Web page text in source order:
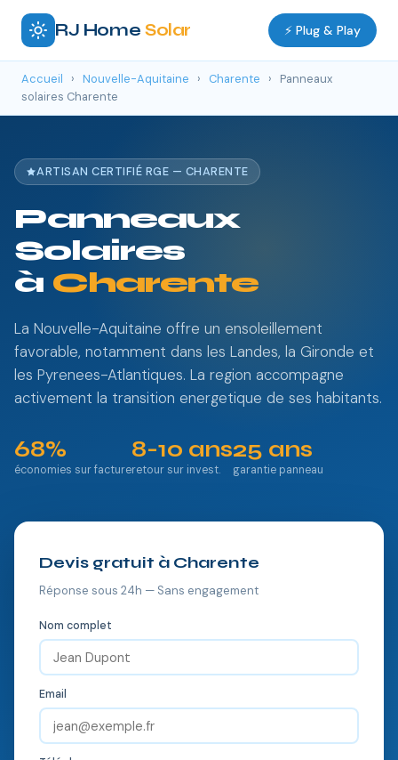
RJ Home Solar ⚡ Plug & Play
Accueil › Nouvelle-Aquitaine › Charente ›
Panneaux
solaires Charente
ARTISAN CERTIFIÉ RGE — CHARENTE
Panneaux
Solaires
à Charente
La Nouvelle-Aquitaine offre un ensoleillement
favorable, notamment dans les Landes, la Gironde et
les Pyrenees-Atlantiques. La region accompagne
activement la transition energetique de ses habitants.
68%
économies sur facture
8-10 ans
retour sur invest.
25 ans
garantie panneau
Devis gratuit à Charente
Réponse sous 24h — Sans engagement
Nom complet
Email